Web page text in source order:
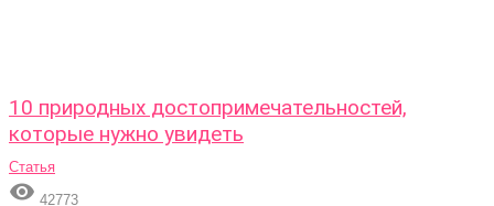
10 природных достопримечательностей,
которые нужно увидеть
Статья
 42773